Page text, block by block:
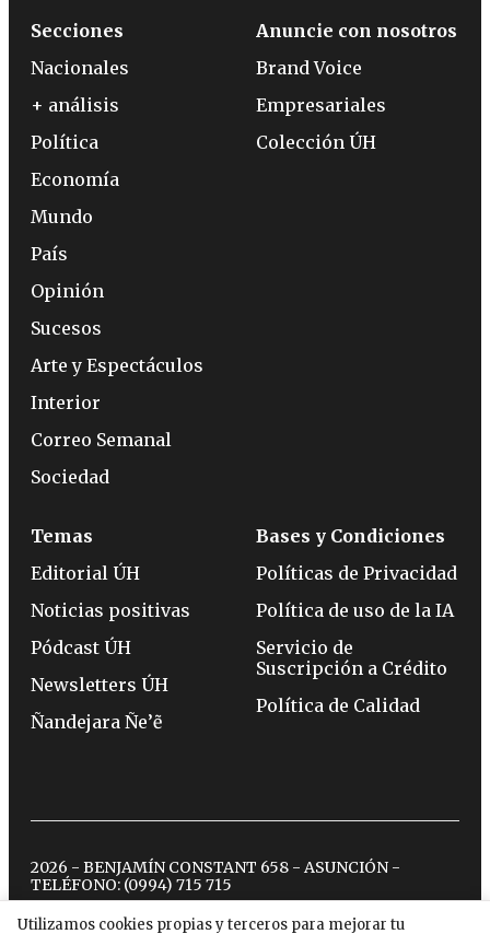
Utilizamos cookies propias y terceros para mejorar tu
Secciones
Nacionales
+ análisis
Política
Economía
Mundo
País
Opinión
Sucesos
Arte y Espectáculos
Interior
Correo Semanal
Sociedad
Anuncie con nosotros
Brand Voice
Empresariales
Colección ÚH
Temas
Editorial ÚH
Noticias positivas
Pódcast ÚH
Newsletters ÚH
Ñandejara Ñe’ẽ
Bases y Condiciones
Políticas de Privacidad
Política de uso de la IA
Servicio de
Suscripción a Crédito
Política de Calidad
2026 - BENJAMÍN CONSTANT 658 - ASUNCIÓN -
TELÉFONO: (0994) 715 715